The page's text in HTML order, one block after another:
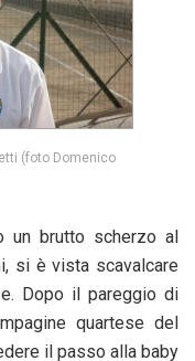
(foto Domenico
un brutto scherzo al
si è vista scavalcare
Dopo il pareggio di
quartese del
il passo alla baby